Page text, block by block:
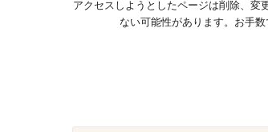
アクセスしようとしたページは削除、変
ない可能性があります。お手